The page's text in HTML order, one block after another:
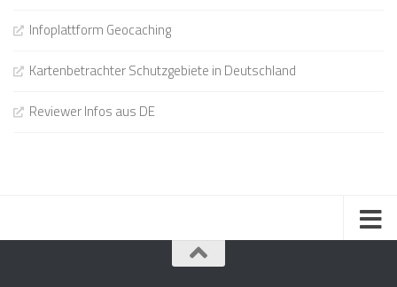
Infoplattform Geocaching
Kartenbetrachter Schutzgebiete in Deutschland
Reviewer Infos aus DE